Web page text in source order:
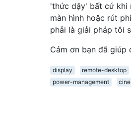
'thức dậy' bất cứ khi
màn hình hoặc rút
phải là giải pháp tôi
Cảm ơn bạn đã giúp
display remote-desktop
power-management